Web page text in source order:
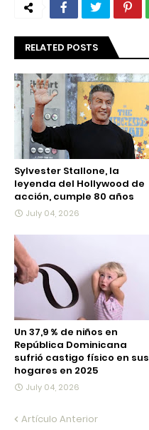
RELATED POSTS
Sylvester Stallone, la
leyenda del Hollywood de
acción, cumple 80 años
July 04, 2026
Un 37,9 % de niños en
República Dominicana
sufrió castigo físico en sus
hogares en 2025
July 04, 2026
Artículo Anterior